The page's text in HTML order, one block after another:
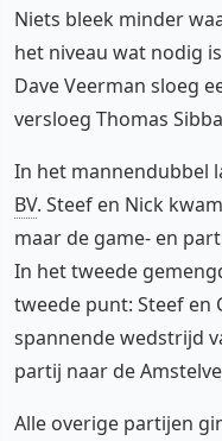
Niets bleek minder
het niveau wat nodig
Dave Veerman sloeg
versloeg Thomas
In het mannendubbel
BV. Steef en Nick
maar de game- en
In het tweede
tweede punt: Steef en
spannende wedstrijd
partij naar de
Alle overige partijen